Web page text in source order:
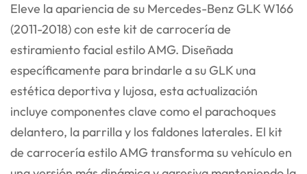
Eleve la apariencia de su Mercedes-Benz GLK W166
(2011-2018) con este kit de carrocería de
estiramiento facial estilo AMG. Diseñada
específicamente para brindarle a su GLK una
estética deportiva y lujosa, esta actualización
incluye componentes clave como el parachoques
delantero, la parrilla y los faldones laterales. El kit
de carrocería estilo AMG transforma su vehículo en